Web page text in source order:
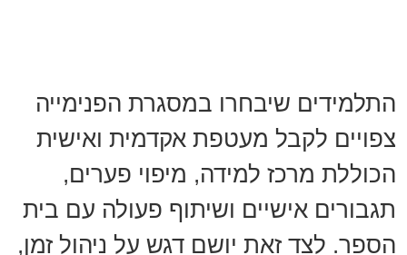
התלמידים שיבחרו במסגרת הפנימייה
צפויים לקבל מעטפת אקדמית ואישית
הכוללת מרכז למידה, מיפוי פערים,
תגבורים אישיים ושיתוף פעולה עם בית
הספר. לצד זאת יושם דגש על ניהול זמן,